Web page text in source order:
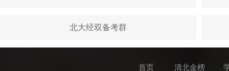
北大经双备考群
首页 清北金榜